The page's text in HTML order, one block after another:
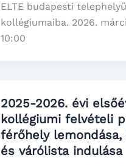
ELTE budapesti
kollégiumaiba. 2026.
10:00
2025-2026. évi
kollégiumi felvételi
férőhely
és várólista indulása